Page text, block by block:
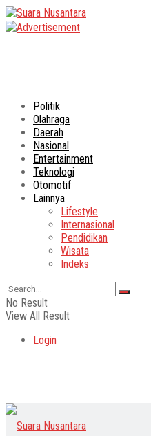
Politik
Olahraga
Daerah
Nasional
Entertainment
Teknologi
Otomotif
Lainnya
Lifestyle
Internasional
Pendidikan
Wisata
Indeks
No Result
View All Result
Login